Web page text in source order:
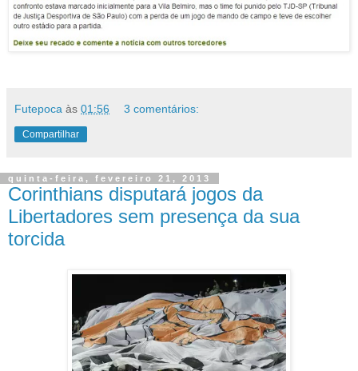
Futepoca às 01:56 3 comentários:
Compartilhar
quinta-feira, fevereiro 21, 2013
Corinthians disputará jogos da
Libertadores sem presença da sua
torcida